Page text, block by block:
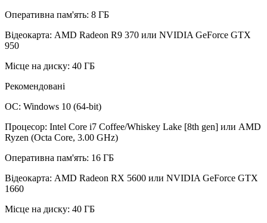
Оперативна пам'ять: 8 ГБ
Відеокарта: AMD Radeon R9 370 или NVIDIA GeForce GTX
950
Місце на диску: 40 ГБ
Рекомендовані
ОС: Windows 10 (64-bit)
Процесор: Intel Core i7 Coffee/Whiskey Lake [8th gen] или AMD
Ryzen (Octa Core, 3.00 GHz)
Оперативна пам'ять: 16 ГБ
Відеокарта: AMD Radeon RX 5600 или NVIDIA GeForce GTX
1660
Місце на диску: 40 ГБ